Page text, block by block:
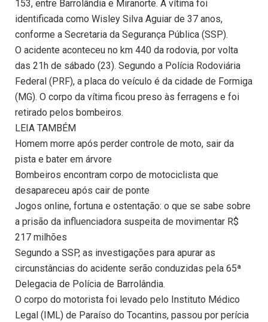
153, entre Barrolândia e Miranorte. A vítima foi
identificada como Wisley Silva Aguiar de 37 anos,
conforme a Secretaria da Segurança Pública (SSP).
O acidente aconteceu no km 440 da rodovia, por volta
das 21h de sábado (23). Segundo a Polícia Rodoviária
Federal (PRF), a placa do veículo é da cidade de Formiga
(MG). O corpo da vítima ficou preso às ferragens e foi
retirado pelos bombeiros.
LEIA TAMBÉM
Homem morre após perder controle de moto, sair da
pista e bater em árvore
Bombeiros encontram corpo de motociclista que
desapareceu após cair de ponte
Jogos online, fortuna e ostentação: o que se sabe sobre
a prisão da influenciadora suspeita de movimentar R$
217 milhões
Segundo a SSP, as investigações para apurar as
circunstâncias do acidente serão conduzidas pela 65ª
Delegacia de Polícia de Barrolândia.
O corpo do motorista foi levado pelo Instituto Médico
Legal (IML) de Paraíso do Tocantins, passou por perícia